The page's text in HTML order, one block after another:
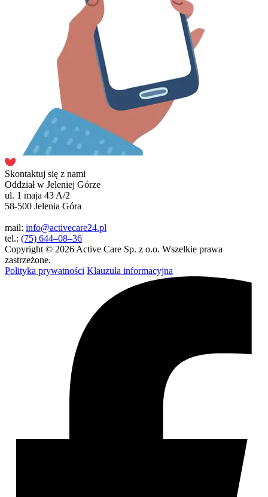
Skontaktuj się z nami
Oddział w Jeleniej Górze
ul. 1 maja 43 A/2
58-500 Jelenia Góra
mail: info@activecare24.pl
tel.: (75) 644–08–36
Copyright © 2026 Active Care Sp. z o.o. Wszelkie prawa
zastrzeżone.
Polityka prywatności Klauzula informacyjna